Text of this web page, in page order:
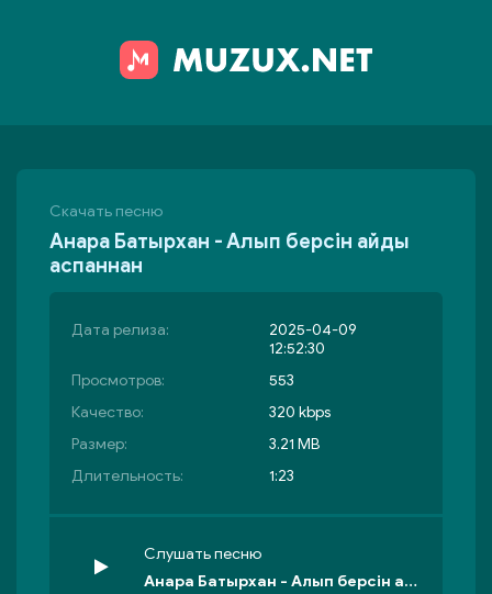
Скачать песню
Анара Батырхан - Алып берсін айды
аспаннан
Дата релиза:
2025-04-09
12:52:30
Просмотров:
553
Качество:
320 kbps
Размер:
3.21 MB
Длительность:
1:23
Слушать песню
Анара Батырхан - Алып берсін айды аспаннан